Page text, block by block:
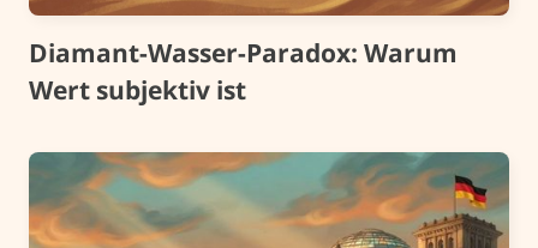
Diamant-Wasser-Paradox: Warum
Wert subjektiv ist